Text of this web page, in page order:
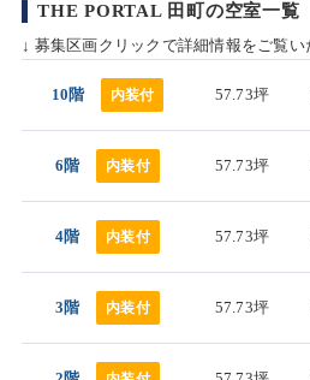
THE PORTAL 田町の空室一覧
↓ 募集区画クリックで詳細情報をご覧い
10階 内装付 57.73坪
6階 内装付 57.73坪
4階 内装付 57.73坪
3階 内装付 57.73坪